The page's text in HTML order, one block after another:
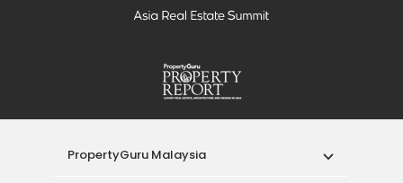
PropertyGuru Malaysia